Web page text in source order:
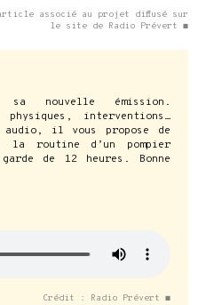
associé au projet diffusé sur
le site de Radio Prévert ◼
sa nouvelle émission.
physiques, interventions…
il vous propose de
la routine d’un pompier
de 12 heures. Bonne
Crédit : Radio Prévert ◼